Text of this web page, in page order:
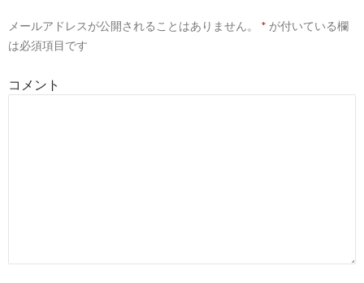
シ
ン
メールアドレスが公開されることはありません。 * が付いている欄
は必須項目です
コメント